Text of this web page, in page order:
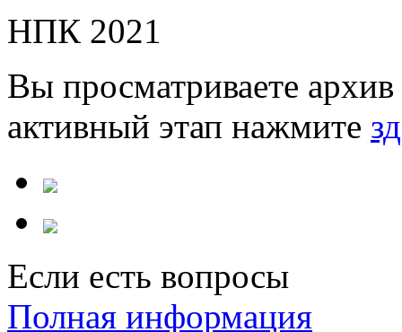
НПК 2021
Вы просматриваете
активный этап нажмите
Если есть вопросы
Полная информация